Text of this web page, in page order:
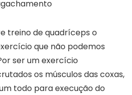
treino de quadríceps o
que não podemos
ser um exercício
os músculos das coxas,
todo para execução do